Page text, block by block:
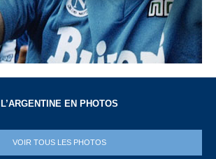
L’ARGENTINE EN PHOTOS
VOIR TOUS LES PHOTOS